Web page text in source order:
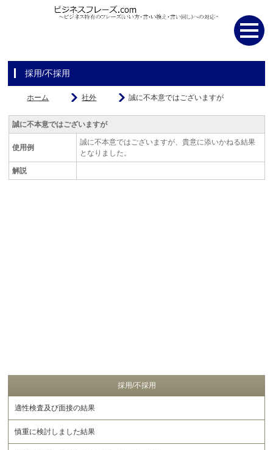
採用/不採用
ホーム 社外 誠に不本意ではございますが
誠に不本意ではございますが
使用例
誠に不本意ではございますが、貴意に添いかねる結果
となりました。
解説
採用/不採用
適性検査及び面接の結果
慎重に検討しました結果